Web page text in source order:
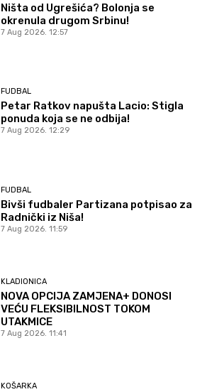
Ništa od Ugrešića? Bolonja se
okrenula drugom Srbinu!
7 Aug 2026. 12:57
FUDBAL
Petar Ratkov napušta Lacio: Stigla
ponuda koja se ne odbija!
7 Aug 2026. 12:29
FUDBAL
Bivši fudbaler Partizana potpisao za
Radnički iz Niša!
7 Aug 2026. 11:59
KLADIONICA
NOVA OPCIJA ZAMJENA+ DONOSI
VEĆU FLEKSIBILNOST TOKOM
UTAKMICE
7 Aug 2026. 11:41
KOŠARKA